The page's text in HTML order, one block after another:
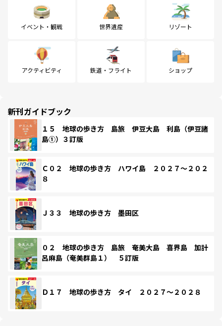
イベント・観戦 世界遺産 リゾート
アクティビティ 鉄道・フライト ショップ
新刊ガイドブック
１５ 地球の歩き方 島旅 伊豆大島 利島（伊豆諸
島①）３訂版
Ｃ０２ 地球の歩き方 ハワイ島 ２０２７～２０２
８
Ｊ３３ 地球の歩き方 墨田区
０２ 地球の歩き方 島旅 奄美大島 喜界島 加計
呂麻島（奄美群島１） ５訂版
Ｄ１７ 地球の歩き方 タイ ２０２７～２０２８